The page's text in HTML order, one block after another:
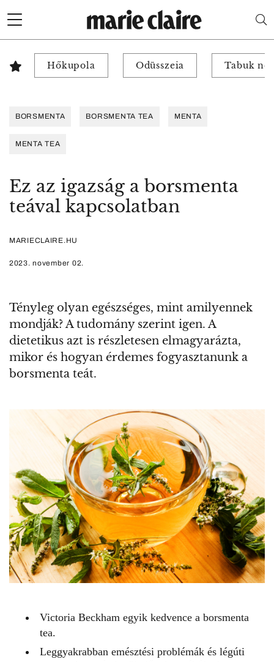
Hőkupola Odüsszeia Tabuk
BORSMENTA BORSMENTA TEA MENTA
MENTA TEA
Ez az igazság a borsmenta
teával kapcsolatban
MARIECLAIRE.HU
2023. november 02.
Tényleg olyan egészséges, mint amilyennek
mondják? A tudomány szerint igen. A
dietetikus azt is részletesen elmagyarázta,
mikor és hogyan érdemes fogyasztanunk a
borsmenta teát.
Victoria Beckham egyik kedvence a borsmenta
tea.
Leggyakrabban emésztési problémák és légúti